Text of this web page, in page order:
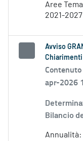
Aree
2021-
Avviso
Chiarimenti
apr-2026
Bilancio
Annualità: